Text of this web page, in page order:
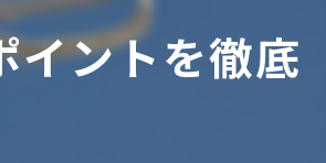
イントを徹底